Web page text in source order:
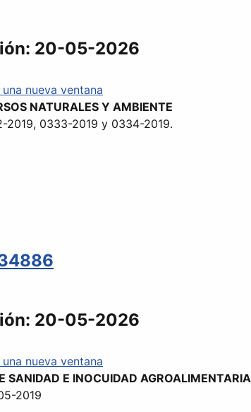
20-05-2026
nueva ventana
NATURALES Y AMBIENTE
2019, 0333-2019 y 0334-2019.
20-05-2026
nueva ventana
SANIDAD E INOCUIDAD AGROALIMENTARIA
2019